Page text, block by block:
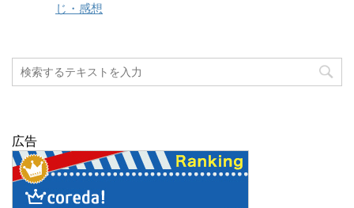
じ・感想
広告